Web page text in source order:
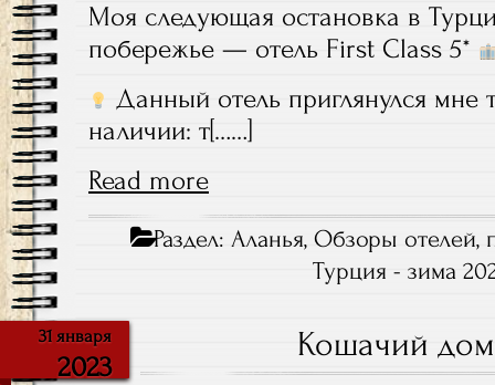
Моя следующая остановка в
побережье — отель First Class 5*
Данный отель приглянулся мне
наличии: т[……]
Read more
Раздел:Аланья,Обзоры отелей,
Турция - зима
31 января
2023
Кошачий